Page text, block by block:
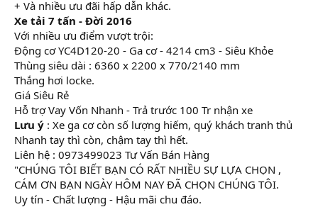
+ Và nhiều ưu đãi hấp dẫn khác.
Xe tải 7 tấn - Đời 2016
Với nhiều ưu điểm vượt trội:
Động cơ YC4D120-20 - Ga cơ - 4214 cm3 - Siêu Khỏe
Thùng siêu dài : 6360 x 2200 x 770/2140 mm
Thắng hơi locke.
Giá Siêu Rẻ
Hỗ trợ Vay Vốn Nhanh - Trả trước 100 Tr nhận xe
Lưu ý : Xe ga cơ còn số lượng hiếm, quý khách tranh thủ
Nhanh tay thì còn, chậm tay thì hết.
Liên hệ : 0973499023 Tư Vấn Bán Hàng
"CHÚNG TÔI BIẾT BẠN CÓ RẤT NHIỀU SỰ LỰA CHỌN ,
CÁM ƠN BẠN NGÀY HÔM NAY ĐÃ CHỌN CHÚNG TÔI.
Uy tín - Chất lượng - Hậu mãi chu đáo.